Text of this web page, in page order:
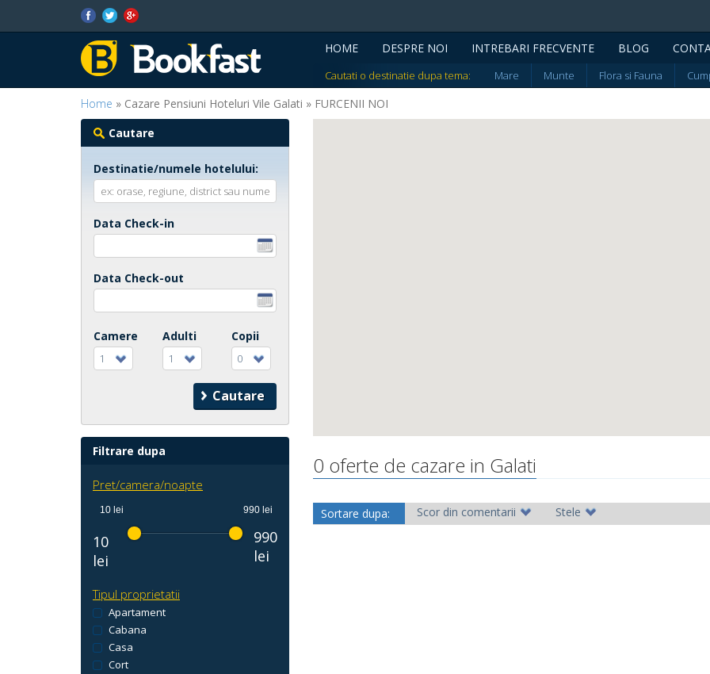
HOME DESPRE NOI INTREBARI FRECVENTE BLOG
Cautati o destinatie dupa tema:
Mare Munte Flora si Fauna
Home » Cazare Pensiuni Hoteluri Vile Galati » FURCENII NOI
Cautare
Destinatie/numele hotelului:
Data Check-in
Data Check-out
Camere
1
Adulti
1
Copii
0
Filtrare dupa
Pret/camera/noapte
10
lei
10 lei 990 lei
990
lei
Tipul proprietatii
Apartament
Cabana
Casa
Cort
0 oferte de cazare in Galati
Sortare dupa: Scor din comentarii Stele